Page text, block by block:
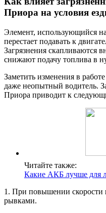
Приора на условия
Элемент, использующийся
перестает подавать к
Загрязнения скапливаются
снижают подачу топлива в
Заметить изменения в
даже неопытный водитель.
Приора приводит к
Читайте также:
Какие АКБ лучше для
1. При повышении скорости
рывками.